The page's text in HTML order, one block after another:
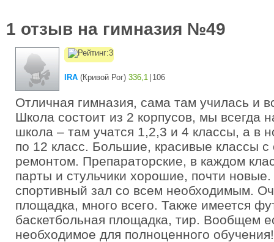
1 отзыв на гимназия №49
IRA (Кривой Рог) 336,1 106
Отличная гимназия, сама там училась и
Школа состоит из 2 корпусов, мы всегда
школа – там учатся 1,2,3 и 4 классы, а в
по 12 класс. Большие, красивые классы
ремонтом. Препараторские, в каждом
парты и стульчики хорошие, почти
спортивный зал со всем необходимым.
площадка, много всего. Также имеется
баскетбольная площадка, тир. Вообщем
необходимое для полноценного